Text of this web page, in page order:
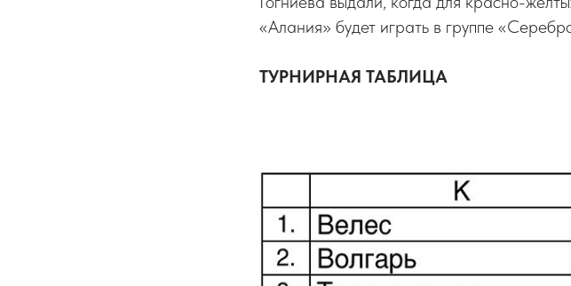
«Алания» будет играть в группе
ТУРНИРНАЯ ТАБЛИЦА